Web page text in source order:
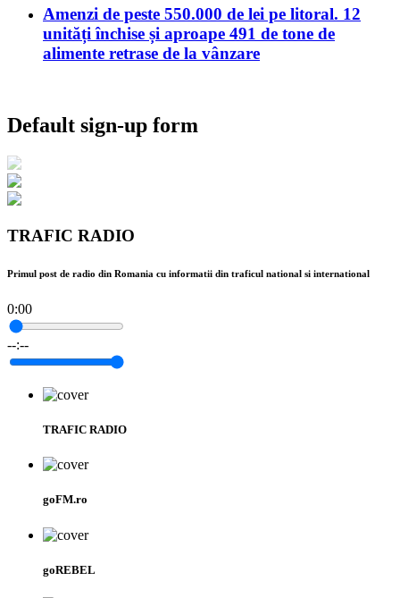
Amenzi de peste 550.000 de lei pe litoral. 12
unități închise și aproape 491 de tone de
alimente retrase de la vânzare
Default sign-up form
TRAFIC RADIO
Primul post de radio din Romania cu informatii din traficul national si international
0:00
--:--
TRAFIC RADIO
goFM.ro
goREBEL